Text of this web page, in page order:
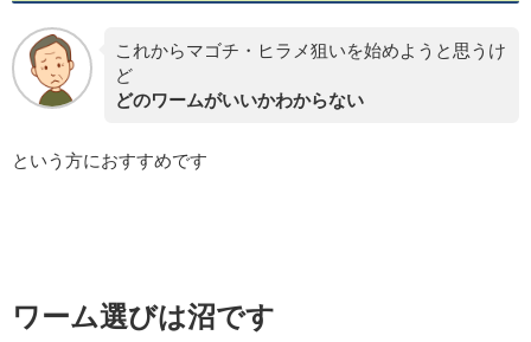
これからマゴチ・ヒラメ狙いを始めようと思うけ
ど
どのワームがいいかわからない
という方におすすめです
ワーム選びは沼です